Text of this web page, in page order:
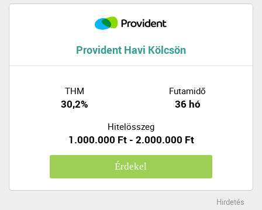
Provident Havi Kölcsön
THM
30,2%
Futamidő
36 hó
Hitelösszeg
1.000.000 Ft - 2.000.000 Ft
Érdekel
Hirdetés